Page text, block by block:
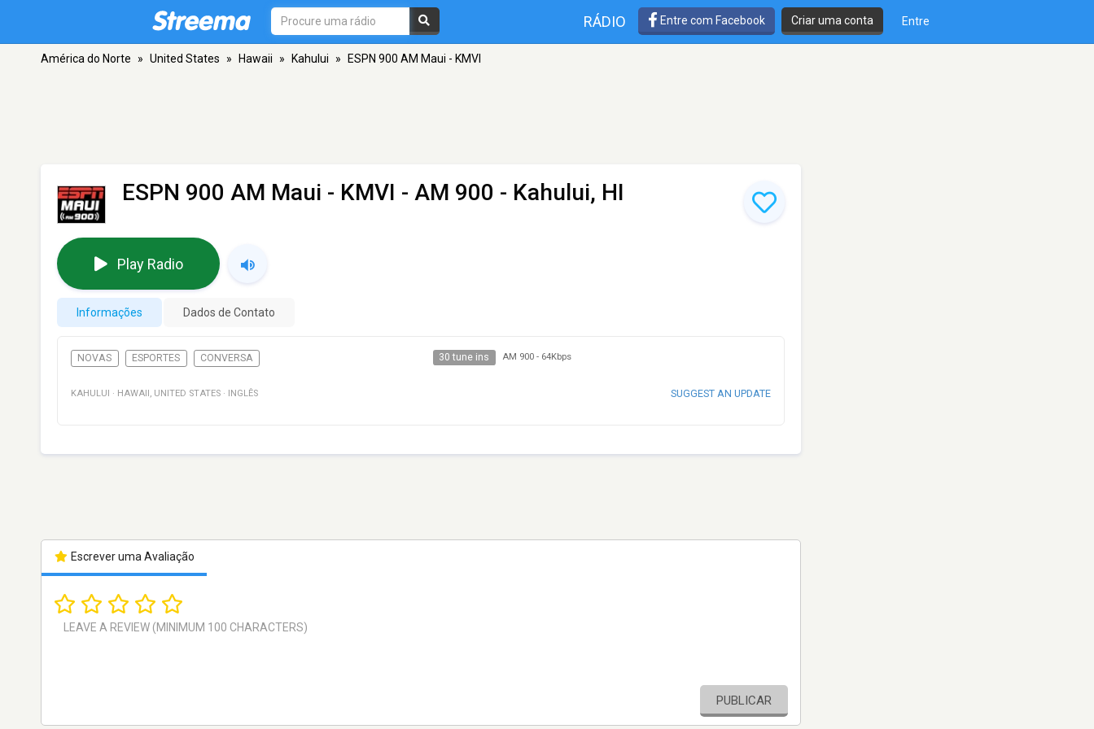
RÁDIO Entre com Facebook Criar uma conta Entre
América do Norte » United States » Hawaii » Kahului » ESPN 900 AM Maui - KMVI
ESPN 900 AM Maui - KMVI - AM 900 - Kahului, HI
Play Radio
Informações Dados de Contato
NOVAS ESPORTES CONVERSA 30 tune ins AM 900- 64Kbps
KAHULUI · HAWAII UNITED STATES · INGLÊS SUGGEST AN UPDATE
Escrever uma Avaliação
PUBLICAR